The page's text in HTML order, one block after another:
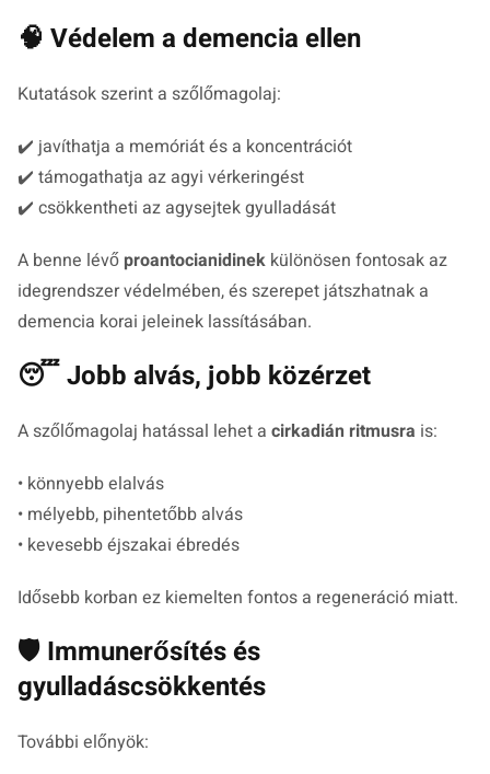
🧠 Védelem a demencia ellen
Kutatások szerint a szőlőmagolaj:
✔️ javíthatja a memóriát és a koncentrációt
✔️ támogathatja az agyi vérkeringést
✔️ csökkentheti az agysejtek gyulladását
A benne lévő proantocianidinek különösen fontosak az
idegrendszer védelmében, és szerepet játszhatnak a
demencia korai jeleinek lassításában.
😴 Jobb alvás, jobb közérzet
A szőlőmagolaj hatással lehet a cirkadián ritmusra is:
• könnyebb elalvás
• mélyebb, pihentetőbb alvás
• kevesebb éjszakai ébredés
Idősebb korban ez kiemelten fontos a regeneráció miatt.
🛡️ Immunerősítés és
gyulladáscsökkentés
További előnyök: